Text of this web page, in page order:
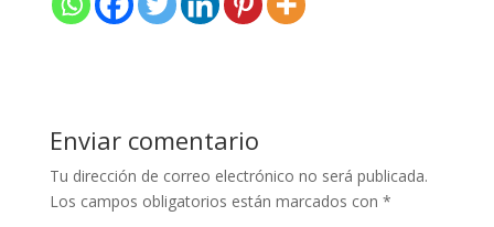
Enviar comentario
Tu dirección de correo electrónico no será publicada.
Los campos obligatorios están marcados con *